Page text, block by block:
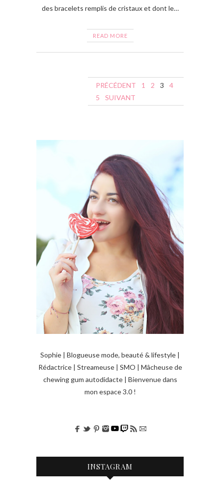
des bracelets remplis de cristaux et dont le…
READ MORE
g
n
d
e
c
PRÉCÉDENT 1 2 3
4
5
SUIVANT
Sophie | Blogueuse mode, beauté & lifestyle |
Rédactrice | Streameuse | SMO | Mâcheuse de
chewing gum autodidacte | Bienvenue dans
mon espace 3.0 !
INSTAGRAM